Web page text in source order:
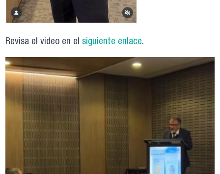
Revisa el video en elsiguiente enlace.